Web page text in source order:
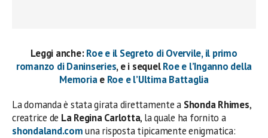
Leggi anche:Roe e il Segreto di Overvile, il primo
romanzo di Daninseries, e i sequelRoe e l’Inganno della
Memoriae Roe e l’Ultima Battaglia
La domanda è stata girata direttamente a Shonda Rhimes,
creatrice de La Regina Carlotta, la quale ha fornito a
shondaland.comuna risposta tipicamente enigmatica: